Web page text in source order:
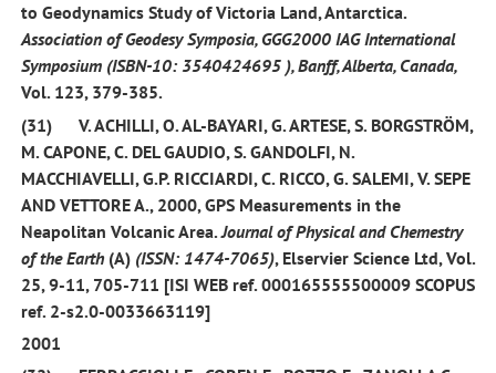
to Geodynamics Study of Victoria Land, Antarctica.
Association of Geodesy Symposia, GGG2000 IAG International
Symposium (ISBN-10:3540424695), Banff, Alberta, Canada,
Vol. 123, 379-385.
(31)
V. ACHILLI, O. AL-BAYARI, G. ARTESE, S. BORGSTRÖM,
M. CAPONE, C. DEL GAUDIO, S. GANDOLFI, N.
MACCHIAVELLI, G.P. RICCIARDI, C. RICCO, G. SALEMI, V. SEPE
AND VETTORE A., 2000, GPS Measurements in the
Neapolitan Volcanic Area.Journal of Physical and Chemestry
of the Earth(A) (ISSN: 1474-7065), Elservier Science Ltd, Vol.
25, 9-11, 705-711 [ISI WEB ref. 000165555500009 SCOPUS
ref. 2-s2.0-0033663119]
2001